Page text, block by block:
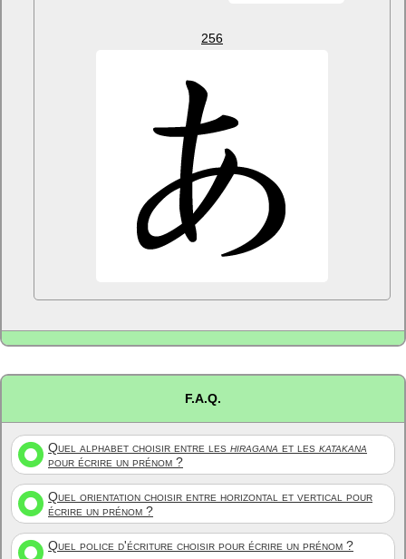
256
F.A.Q.
Quel alphabet choisir entre les hiragana et les katakana
pour écrire un prénom ?
Quel orientation choisir entre horizontal et vertical pour
écrire un prénom ?
Quel police d'écriture choisir pour écrire un prénom ?